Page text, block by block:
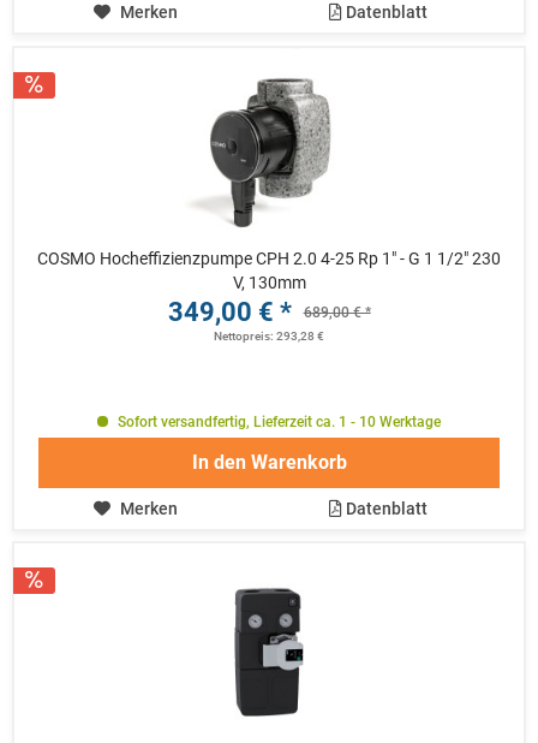
Merken Datenblatt
COSMO Hocheffizienzpumpe CPH 2.0 4-25 Rp 1" - G 1 1/2" 230
V, 130mm
349,00 € * 689,00 € *
Nettopreis: 293,28 €
Sofort versandfertig, Lieferzeit ca. 1 - 10 Werktage
In den Warenkorb
Merken Datenblatt